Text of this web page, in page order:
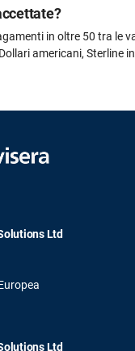
in oltre 50 tra le
americani, Sterline
Ltd
Ltd